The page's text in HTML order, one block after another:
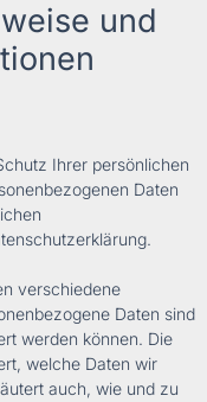
und
Ihrer persönlichen
Daten
verschiedene
Daten sind
werden können. Die
welche Daten wir
auch, wie und zu